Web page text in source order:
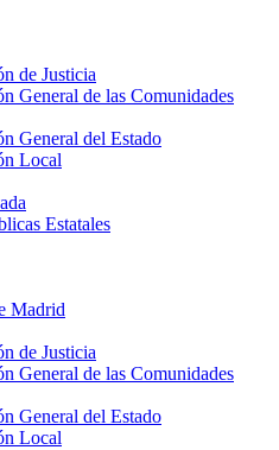
de Justicia
General de las Comunidades
General del Estado
Local
Estatales
Madrid
de Justicia
General de las Comunidades
General del Estado
Local